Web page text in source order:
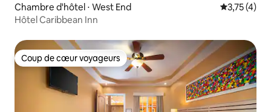
Chambre d'hôtel ⋅ West End Évaluation
3,75 (4)
Hôtel Caribbean Inn
Coup de cœur voyageurs
Coup de cœur voyageurs